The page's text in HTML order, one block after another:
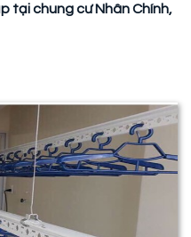
tại chung cư Nhân Chính,